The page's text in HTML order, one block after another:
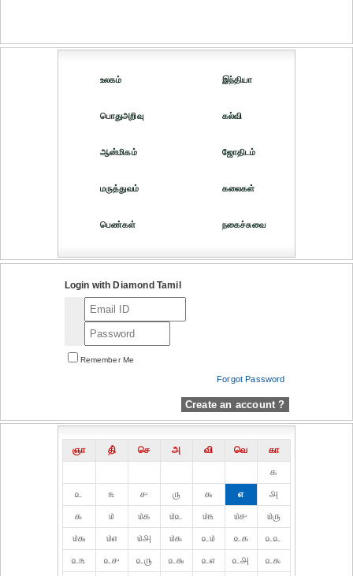
உலகம்
பொதுஅறிவு
ஆன்மிகம்
மருத்துவம்
பெண்கள்
இந்தியா
கல்வி
ஜோதிடம்
கலைகள்
நகைச்சுவை
Login with Diamond Tamil
Remember Me
Forgot Password
Create an account ?
ஞா தி் செ அ வி வெ
கா
௧
௨
௩ ௪ ௫ ௬ ௭
௮
௯
௰ ௰௧ ௰௨ ௰௩ ௰௪
௰௫
௰௬
௰௭ ௰௮ ௰௯ ௨௰ ௨௧
௨௨
௨௩
௨௪ ௨௫ ௨௬ ௨௭ ௨௮
௨௯